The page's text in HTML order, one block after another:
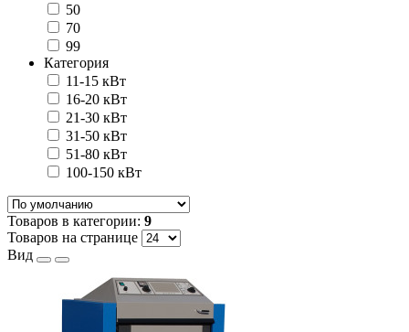
50
70
99
Категория
11-15 кВт
16-20 кВт
21-30 кВт
31-50 кВт
51-80 кВт
100-150 кВт
Товаров в категории: 9
Товаров на странице
Вид